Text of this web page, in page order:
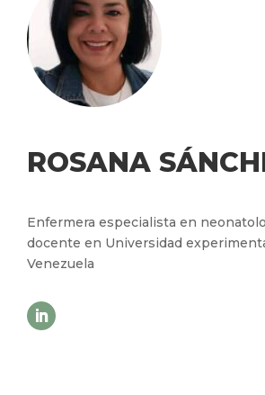
ROSANA
Enfermera especialista en
docente en Universidad
Venezuela